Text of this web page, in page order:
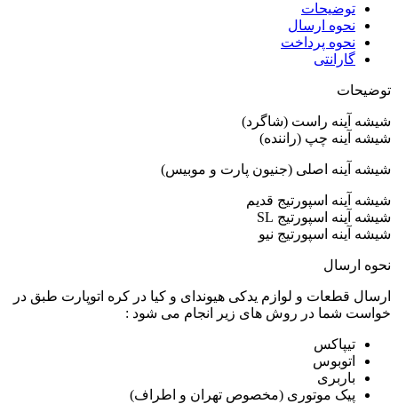
توضیحات
نحوه ارسال
نحوه پرداخت
گارانتی
توضیحات
شیشه آینه راست (شاگرد)
شیشه آینه چپ (راننده)
شیشه آینه اصلی (جنیون پارت و موبیس)
شیشه آینه اسپورتیج قدیم
شیشه آینه اسپورتیج SL
شیشه آینه اسپورتیج نیو
نحوه ارسال
ارسال قطعات و لوازم یدکی هیوندای و کیا در کره اتوپارت طبق در
خواست شما در روش های زیر انجام می شود :
تیپاکس
اتوبوس
باربری
پیک موتوری (مخصوص تهران و اطراف)